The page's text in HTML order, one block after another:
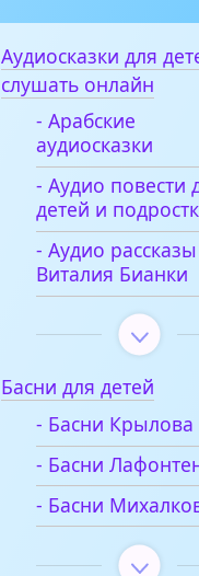
Аудиосказки для
слушать онлайн
- Арабские
аудиосказки
- Аудио повести
детей и
- Аудио рассказы
Виталия Бианки
Басни для детей
- Басни Крылова
- Басни
- Басни